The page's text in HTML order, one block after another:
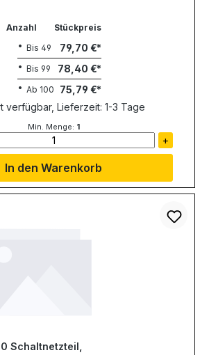
Anzahl
Stückpreis
Bis 49 79,70 €
Bis 99 78,40 €
Ab 100
75,79 €
verfügbar, Lieferzeit: 1-3 Tage
Min. Menge: 1
+
In den Warenkorb
Schaltnetzteil,